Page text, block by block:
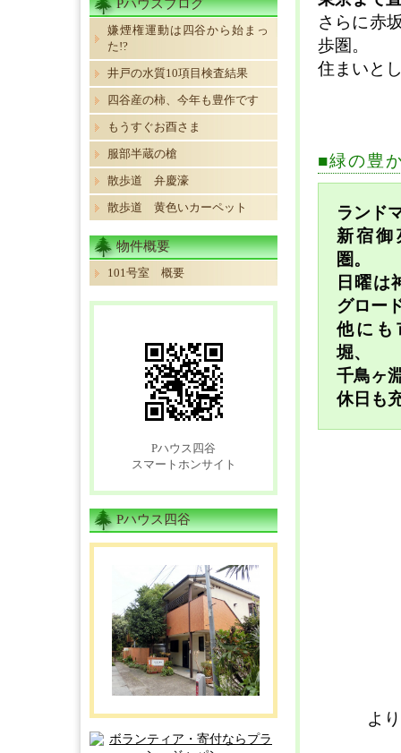
さらに赤
歩圏。
住まいと
■緑の豊
ランド
新宿御
圏。
日曜は
グロー
他にも
堀、
千鳥ヶ
休日も
よ
Pハウスブログ
嫌煙権運動は四谷から始まっ
た!?
井戸の水質10項目検査結果
四谷産の柿、今年も豊作です
もうすぐお酉さま
服部半蔵の槍
散歩道 弁慶濠
散歩道 黄色いカーペット
物件概要
101号室 概要
Pハウス四谷
スマートホンサイト
Pハウス四谷